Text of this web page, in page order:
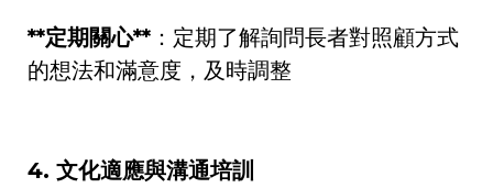
**定期關心** ：定期了解詢問長者對照顧方式
的想法和滿意度，及時調整
4. 文化適應與溝通培訓